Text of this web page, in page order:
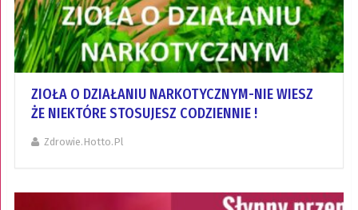
ZIOŁA O DZIAŁANIU NARKOTYCZNYM-NIE WIESZ
ŻE NIEKTÓRE STOSUJESZ CODZIENNIE !
Zdrowie.hotto.pl